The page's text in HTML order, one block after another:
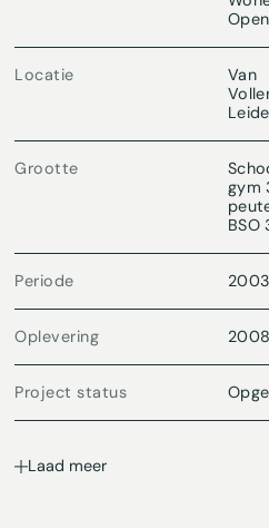
Locatie
Van
Grootte
gym
BSO
Periode 2003
Oplevering 2008
Project status
Laad meer